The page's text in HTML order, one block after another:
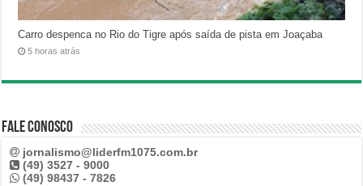
Carro despenca no Rio do Tigre após saída de pista em Joaçaba
5 horas atrás
Fale Conosco
jornalismo@liderfm1075.com.br
(49) 3527 - 9000
(49) 98437 - 7826